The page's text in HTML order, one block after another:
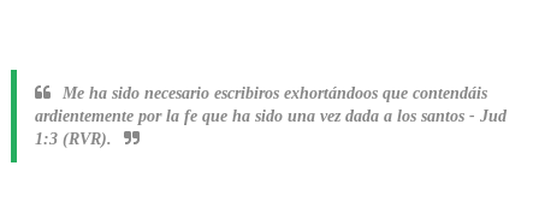
Me ha sido necesario escribiros exhortándoos que contendáis
ardientemente por la fe que ha sido una vez dada a los santos - Jud
1:3 (RVR).